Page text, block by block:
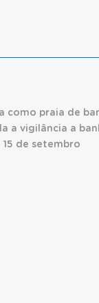
como praia de
a vigilância a
15 de setembro